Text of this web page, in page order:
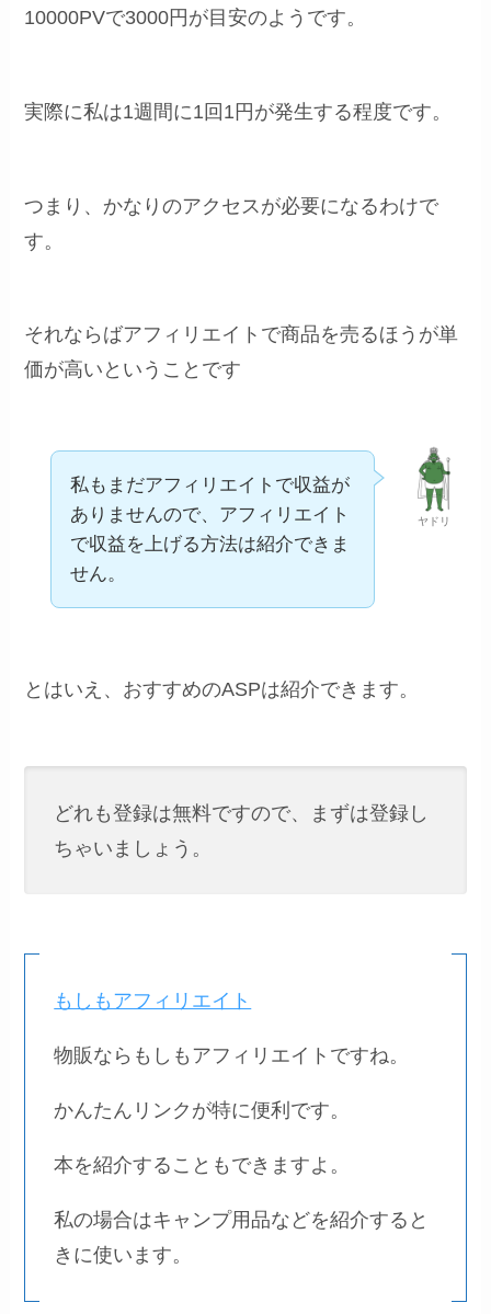
10000PVで3000円が目安のようです。
実際に私は1週間に1回1円が発生する程度です。
つまり、かなりのアクセスが必要になるわけで
す。
それならばアフィリエイトで商品を売るほうが単
価が高いということです
ヤドリ
私もまだアフィリエイトで収益が
ありませんので、アフィリエイト
で収益を上げる方法は紹介できま
せん。
とはいえ、おすすめのASPは紹介できます。
どれも登録は無料ですので、まずは登録し
ちゃいましょう。
もしもアフィリエイト
物販ならもしもアフィリエイトですね。
かんたんリンクが特に便利です。
本を紹介することもできますよ。
私の場合はキャンプ用品などを紹介すると
きに使います。